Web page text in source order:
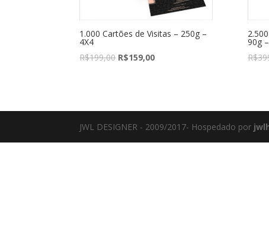
1.000 Cartões de Visitas – 250g –
4X4
R$199,00 R$159,00
90g
R$
JWL DESIGNER - 2009/2017- Hospedado por